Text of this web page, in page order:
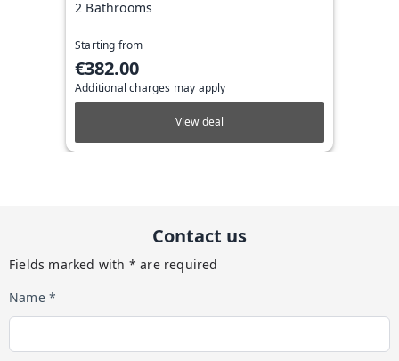
2 Bathrooms
Starting from
€382.00
Additional charges may apply
View deal
Contact us
Fields marked with * are required
Name *